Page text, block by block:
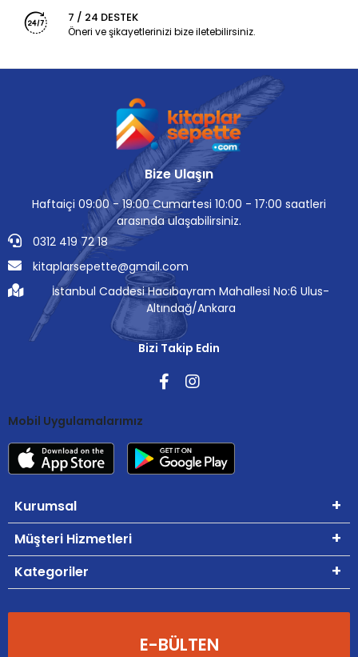
7 / 24 DESTEK
Öneri ve şikayetlerinizi bize iletebilirsiniz.
Bize Ulaşın
Haftaiçi 09:00 - 19:00 Cumartesi 10:00 - 17:00 saatleri
arasında ulaşabilirsiniz.
0312 419 72 18
kitaplarsepette@gmail.com
İstanbul Caddesi Hacıbayram Mahallesi No:6 Ulus-
Altındağ/Ankara
Bizi Takip Edin
Mobil Uygulamalarımız
Kurumsal
Müşteri Hizmetleri
Kategoriler
E-BÜLTEN